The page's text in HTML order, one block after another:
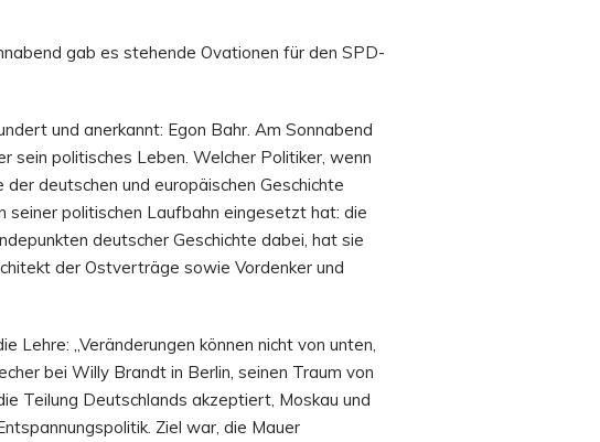
gab es stehende Ovationen für den SPD-
und anerkannt: Egon Bahr. Am Sonnabend
politisches Leben. Welcher Politiker, wenn
deutschen und europäischen Geschichte
seiner politischen Laufbahn eingesetzt hat: die
deutscher Geschichte dabei, hat sie
der Ostverträge sowie Vordenker und
Lehre: „Veränderungen können nicht von unten,
bei Willy Brandt in Berlin, seinen Traum von
Teilung Deutschlands akzeptiert, Moskau und
Ziel war, die Mauer